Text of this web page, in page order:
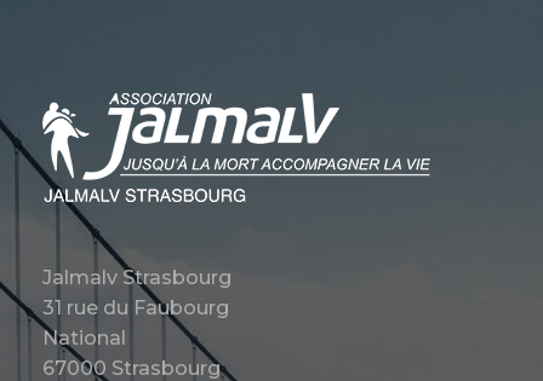
Jalmalv Strasbourg
31 rue du Faubourg
National
67000 Strasbourg